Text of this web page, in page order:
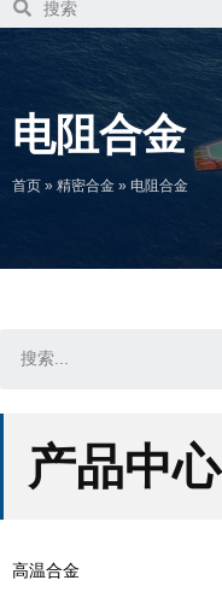
电阻合金
首页 » 精密合金 » 电阻合金
产品中心
高温合金